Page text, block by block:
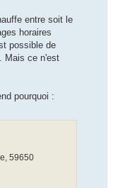
entre soit le
horaires
possible de
Mais ce n'est
pourquoi :
59650